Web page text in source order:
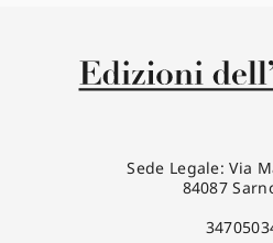
Sede Legale: Via
84087